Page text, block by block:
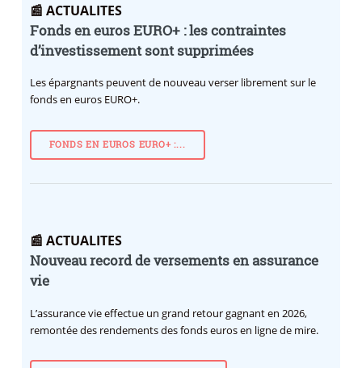
📰 ACTUALITES
Fonds en euros EURO+ : les contraintes
d’investissement sont supprimées
Les épargnants peuvent de nouveau verser librement sur le
fonds en euros EURO+.
FONDS EN EUROS EURO+ :...
📰 ACTUALITES
Nouveau record de versements en assurance
vie
L’assurance vie effectue un grand retour gagnant en 2026,
remontée des rendements des fonds euros en ligne de mire.